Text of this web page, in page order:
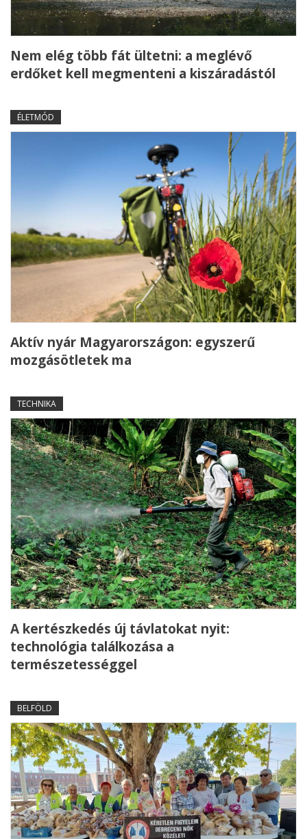
Nem elég több fát ültetni: a meglévő
erdőket kell megmenteni a kiszáradástól
ÉLETMÓD
Aktív nyár Magyarországon: egyszerű
mozgásötletek ma
TECHNIKA
A kertészkedés új távlatokat nyit:
technológia találkozása a
természetességgel
BELFÖLD